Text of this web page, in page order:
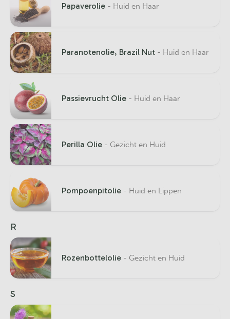
Papaverolie - Huid en Haar
Paranotenolie, Brazil Nut - Huid en Haar
Passievrucht Olie - Huid en Haar
Perilla Olie - Gezicht en Huid
Pompoenpitolie - Huid en Lippen
R
Rozenbottelolie - Gezicht en Huid
S